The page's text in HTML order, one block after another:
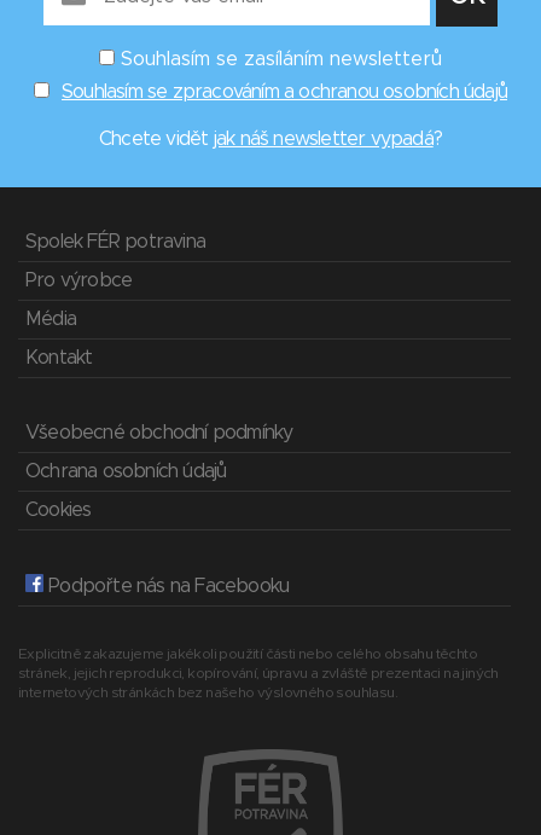
Souhlasím se zasíláním newsletterů
Souhlasím se zpracováním a ochranou osobních údajů
Chcete vidět jak náš newsletter vypadá?
Spolek FÉR potravina
Pro výrobce
Média
Kontakt
Všeobecné obchodní podmínky
Ochrana osobních údajů
Cookies
Podpořte nás na Facebooku
Explicitně zakazujeme jakékoli použití části nebo celého obsahu těchto
stránek, jejich reprodukci, kopírování, úpravu a zvláště prezentaci na jiných
internetových stránkách bez našeho výslovného souhlasu.